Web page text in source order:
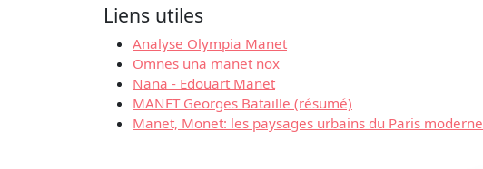
Liens utiles
Analyse Olympia Manet
Omnes una manet nox
Nana - Edouart Manet
MANET Georges Bataille (résumé)
Manet, Monet: les paysages urbains du Paris moderne